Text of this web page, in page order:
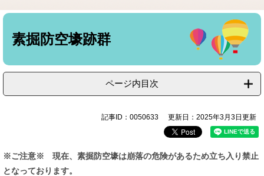
本
素掘防空壕跡群
ページ内目次
記事ID：0050633 更新日：2025年3月3日更新
※ご注意※ 現在、素掘防空壕は崩落の危険があるため立ち入り禁止
となっております。